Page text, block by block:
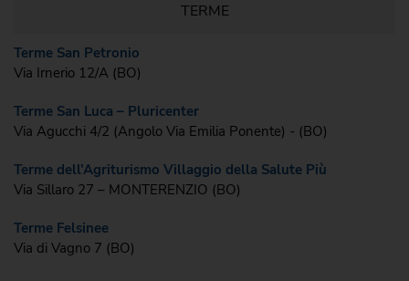
TERME
Terme San Petronio
Via Irnerio 12/A (BO)
Terme San Luca – Pluricenter
Via Agucchi 4/2 (Angolo Via Emilia Ponente) - (BO)
Terme dell’Agriturismo Villaggio della Salute Più
Via Sillaro 27 – MONTERENZIO (BO)
Terme Felsinee
Via di Vagno 7 (BO)